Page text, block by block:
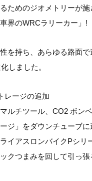
ためのジオメトリーが施
界のWRCラリーカー」!
を持ち、あらゆる路面
しました。
レージの追加
ルチツール、CO2 ボン
ジ」をダウンチューブに
イアスロンバイクPシリ
クつまみを回して引っ